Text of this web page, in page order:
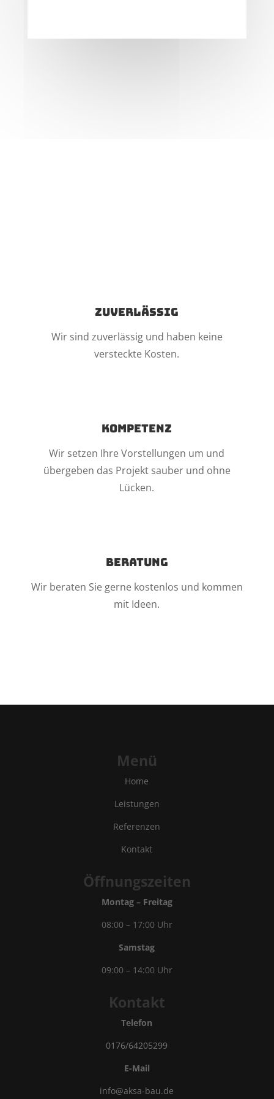
Zuverlässig
Wir sind zuverlässig und haben keine
versteckte Kosten.
Kompetenz
Wir setzen Ihre Vorstellungen um und
übergeben das Projekt sauber und ohne
Lücken.
Beratung
Wir beraten Sie gerne kostenlos und kommen
mit Ideen.
Menü
Home
Leistungen
Referenzen
Kontakt
Öffnungszeiten
Montag – Freitag
08:00 – 17:00 Uhr
Samstag
09:00 – 14:00 Uhr
Kontakt
Telefon
0176/64205299
E-Mail
info@aksa-bau.de